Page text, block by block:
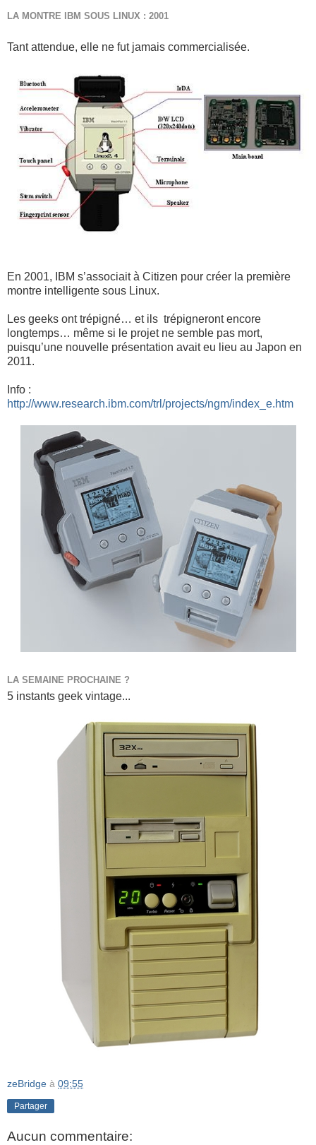
LA MONTRE IBM SOUS LINUX : 2001
Tant attendue, elle ne fut jamais commercialisée.
En 2001, IBM s’associait à Citizen pour créer la première
montre intelligente sous Linux.
Les geeks ont trépigné… et ils trépigneront encore
longtemps… même si le projet ne semble pas mort,
puisqu’une nouvelle présentation avait eu lieu au Japon en
2011.
Info :
http://www.research.ibm.com/trl/projects/ngm/index_e.htm
LA SEMAINE PROCHAINE ?
5 instants geek vintage...
zeBridge à 09:55
Partager
Aucun commentaire: